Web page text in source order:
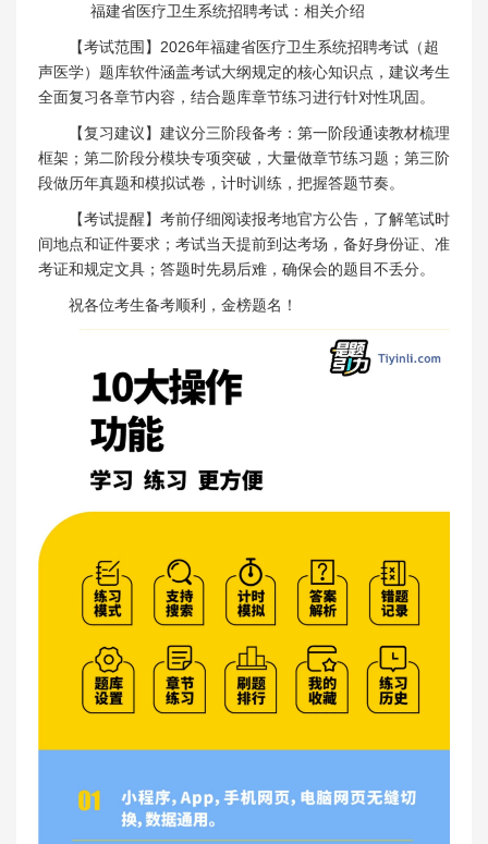
福建省医疗卫生系统招聘考试：相关介绍
【考试范围】2026年福建省医疗卫生系统招聘考试（超
声医学）题库软件涵盖考试大纲规定的核心知识点，建议考生
全面复习各章节内容，结合题库章节练习进行针对性巩固。
【复习建议】建议分三阶段备考：第一阶段通读教材梳理
框架；第二阶段分模块专项突破，大量做章节练习题；第三阶
段做历年真题和模拟试卷，计时训练，把握答题节奏。
【考试提醒】考前仔细阅读报考地官方公告，了解笔试时
间地点和证件要求；考试当天提前到达考场，备好身份证、准
考证和规定文具；答题时先易后难，确保会的题目不丢分。
祝各位考生备考顺利，金榜题名！